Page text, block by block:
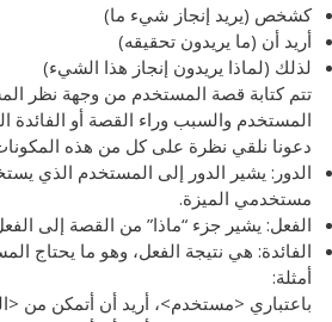
كشخص (يريد إنجاز شيء ما)
أريد أن (ما يريدون تحقيقه)
لذلك (لماذا يريدون إنجاز هذا الشيء)
تتم كتابة قصة المستخدم من وجهة نظر
المستخدم والسبب وراء القصة أو الفائدة
دعونا نلقي نظرة على كل من هذه
الدور: يشير الدور إلى المستخدم الذي
مستخدمي الميزة.
الفعل: يشير جزء “ماذا” من القصة إلى
الفائدة: هي نتيجة الفعل، وهو ما يحتاج
أمثلة:
باعتباري <مستخدم>، أريد أن أتمكن من